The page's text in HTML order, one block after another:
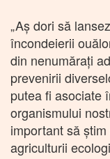
„Aş dori să
încondeierii
din nenumăraţi
prevenirii
putea fi asociate
organismului
important să
agriculturii